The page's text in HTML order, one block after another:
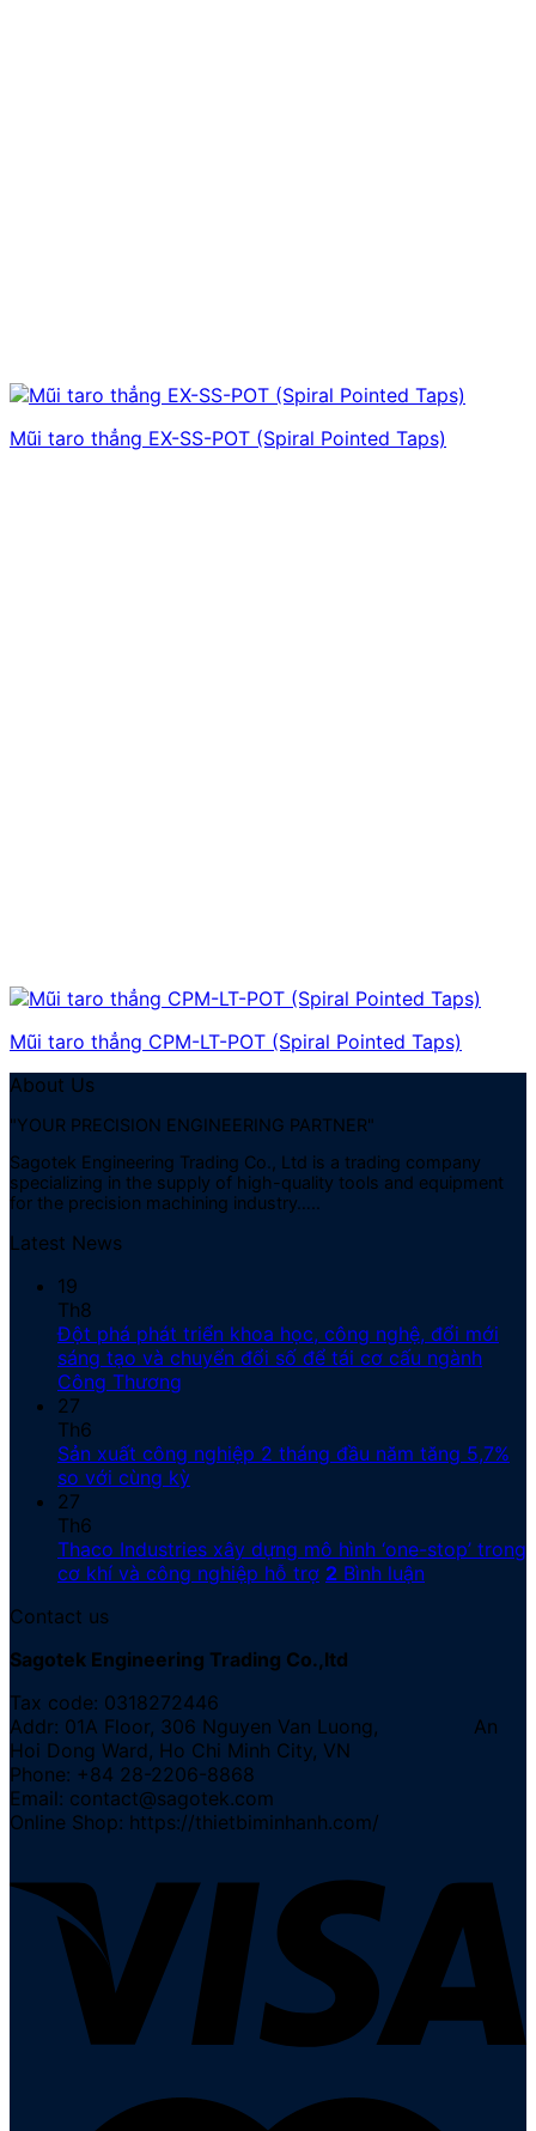
Mũi taro thẳng EX-SS-POT (Spiral Pointed Taps)
Mũi taro thẳng CPM-LT-POT (Spiral Pointed Taps)
About Us
"YOUR PRECISION ENGINEERING PARTNER"
Sagotek Engineering Trading Co., Ltd is a trading company
specializing in the supply of high-quality tools and equipment
for the precision machining industry…..
Latest News
19
Th8
Đột phá phát triển khoa học, công nghệ, đổi mới
sáng tạo và chuyển đổi số để tái cơ cấu ngành
Công Thương
27
Th6
Sản xuất công nghiệp 2 tháng đầu năm tăng 5,7%
so với cùng kỳ
27
Th6
Thaco Industries xây dựng mô hình ‘one-stop’ trong
cơ khí và công nghiệp hỗ trợ 2 Bình luận
Contact us
Sagotek Engineering Trading Co.,ltd
Tax code: 0318272446
Addr: 01A Floor, 306 Nguyen Van Luong, An
Hoi Dong Ward, Ho Chi Minh City, VN
Phone: +84 28-2206-8868
Email: contact@sagotek.com
Online Shop: https://thietbiminhanh.com/